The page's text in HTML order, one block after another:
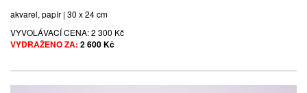
akvarel, papír | 30 x 24 cm
VYVOLÁVACÍ CENA:2 300 Kč
VYDRAŽENO ZA: 2 600 Kč